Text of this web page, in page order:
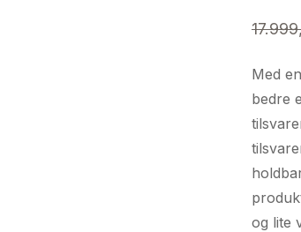
Med
bedre
og lite